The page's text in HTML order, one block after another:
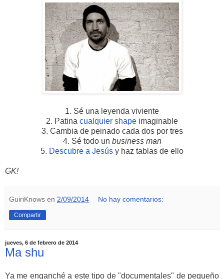
1. Sé una leyenda viviente
2. Patina cualquier shape imaginable
3. Cambia de peinado cada dos por tres
4. Sé todo un business man
5. Descubre a Jesús y haz tablas de ello
GK!
GuiriKnows en 2/09/2014 No hay comentarios:
Compartir
jueves, 6 de febrero de 2014
Ma shu
Ya me enganché a este tipo de "documentales" de pequeño